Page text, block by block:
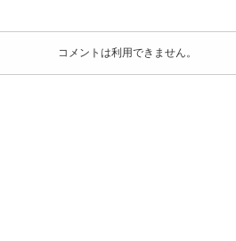
コメントは利用できません。